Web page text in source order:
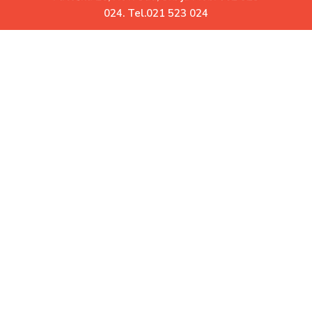
024. Tel.021 523 024
Uz Vas već više od 30 godina